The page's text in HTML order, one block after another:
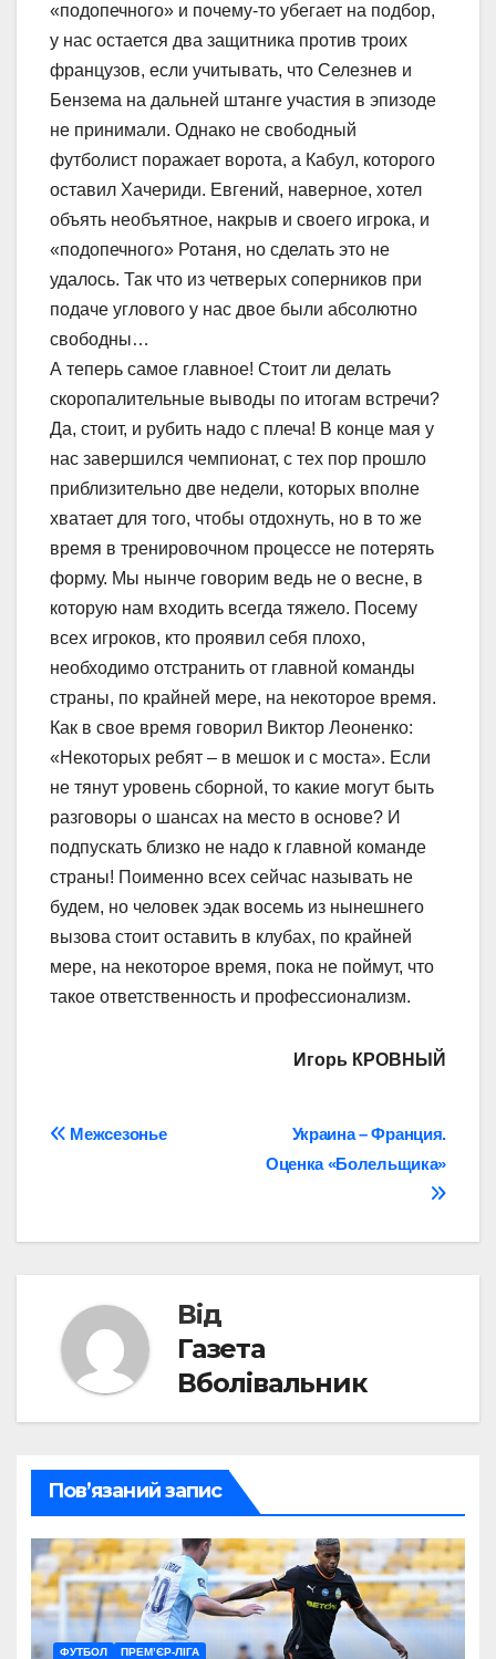
«подопечного» и почему-то убегает на подбор,
у нас остается два защитника против троих
французов, если учитывать, что Селезнев и
Бензема на дальней штанге участия в эпизоде
не принимали. Однако не свободный
футболист поражает ворота, а Кабул, которого
оставил Хачериди. Евгений, наверное, хотел
объять необъятное, накрыв и своего игрока, и
«подопечного» Ротаня, но сделать это не
удалось. Так что из четверых соперников при
подаче углового у нас двое были абсолютно
свободны…
А теперь самое главное! Стоит ли делать
скоропалительные выводы по итогам встречи?
Да, стоит, и рубить надо с плеча! В конце мая у
нас завершился чемпионат, с тех пор прошло
приблизительно две недели, которых вполне
хватает для того, чтобы отдохнуть, но в то же
время в тренировочном процессе не потерять
форму. Мы нынче говорим ведь не о весне, в
которую нам входить всегда тяжело. Посему
всех игроков, кто проявил себя плохо,
необходимо отстранить от главной команды
страны, по крайней мере, на некоторое время.
Как в свое время говорил Виктор Леоненко:
«Некоторых ребят – в мешок и с моста». Если
не тянут уровень сборной, то какие могут быть
разговоры о шансах на место в основе? И
подпускать близко не надо к главной команде
страны! Поименно всех сейчас называть не
будем, но человек эдак восемь из нынешнего
вызова стоит оставить в клубах, по крайней
мере, на некоторое время, пока не поймут, что
такое ответственность и профессионализм.
Игорь КРОВНЫЙ
Навігація
Украина – Франция.
Оценка «Болельщика»
Межсезонье
Від
Газета
Вболівальник
Пов’язаний запис
ФУТБОЛ ПРЕМ’ЄР-ЛІГА